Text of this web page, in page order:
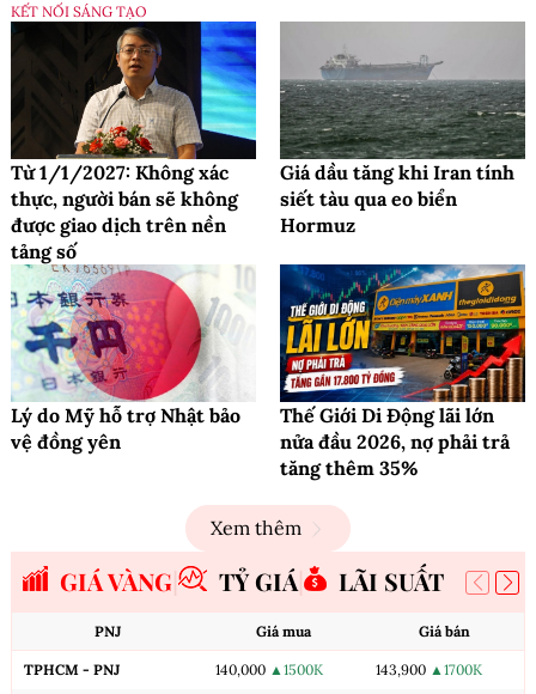
KẾT NỐI SÁNG TẠO
Từ 1/1/2027: Không xác
thực, người bán sẽ không
được giao dịch trên nền
tảng số
Giá dầu tăng khi Iran tính
siết tàu qua eo biển
Hormuz
Lý do Mỹ hỗ trợ Nhật bảo
vệ đồng yên
Thế Giới Di Động lãi lớn
nửa đầu 2026, nợ phải trả
tăng thêm 35%
Xem thêm
GIÁ VÀNG TỶ GIÁ LÃI SUẤT
PNJ Giá mua Giá bán
TPHCM - PNJ 140,000 ▲1500K 143,900 ▲1700K